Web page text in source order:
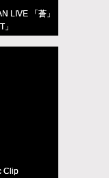
LIVE 「蒼」
Clip